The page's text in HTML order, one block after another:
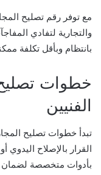
مع توفر رقم تصليح
والتجارية لتفادي
بانتظام وبأقل تكلفة
خطوات
الفنيين
تبدأ خطوات تصليح
القرار بالإصلاح
بأدوات متخصصة لضمان